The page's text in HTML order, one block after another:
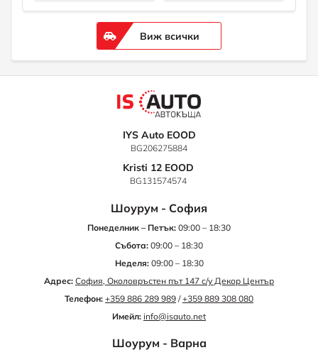
Виж всички
IYS Auto EOOD
BG206275884
Kristi 12 EOOD
BG131574574
Шоурум - София
Понеделник – Петък: 09:00 – 18:30
Събота: 09:00 – 18:30
Неделя:09:00 – 18:30
Адрес: София, Околовръстен път 147 с/у Декор Център
Телефон: +359 886 289 989 /+359 889 308 080
Имейл: info@isauto.net
Шоурум - Варна